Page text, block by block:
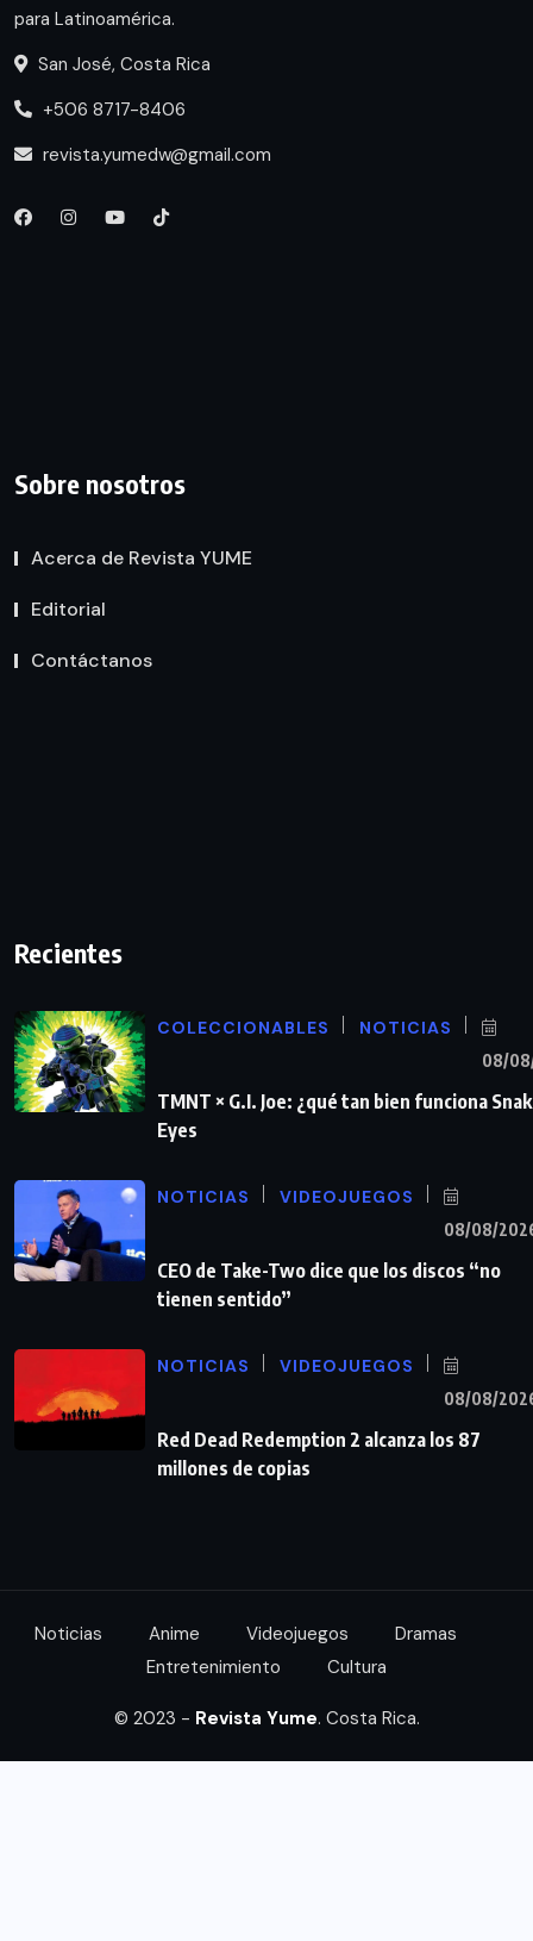
para Latinoamérica.
San José, Costa Rica
+506 8717-8406
revista.yumedw@gmail.com
Sobre nosotros
Acerca de Revista YUME
Editorial
Contáctanos
Recientes
COLECCIONABLES NOTICIAS
08/
TMNT × G.I. Joe: ¿qué tan bien funciona
Eyes
NOTICIAS VIDEOJUEGOS
08/08/
CEO de Take-Two dice que los discos “no
tienen sentido”
NOTICIAS VIDEOJUEGOS
08/08/
Red Dead Redemption 2 alcanza los 87
millones de copias
Noticias Anime Videojuegos
Dramas
Entretenimiento
Cultura
© 2023 - Revista Yume. Costa Rica.